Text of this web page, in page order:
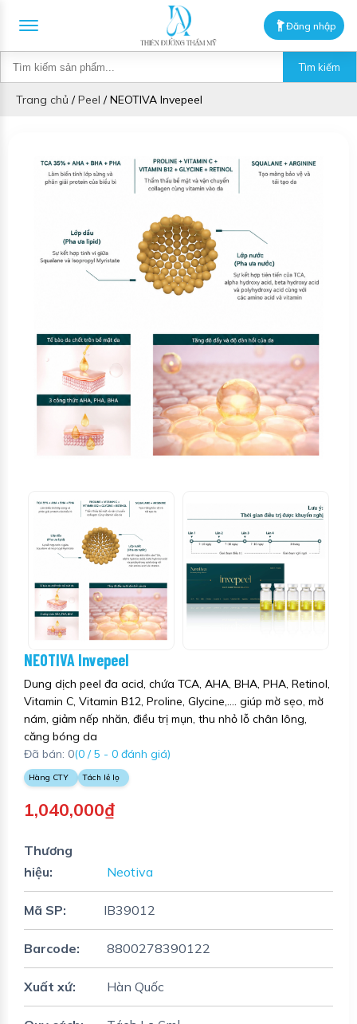
Đăng nhập
Tìm kiếm
Trang chủ /Peel /NEOTIVA Invepeel
NEOTIVA Invepeel
Dung dịch peel đa acid, chứa TCA, AHA, BHA, PHA, Retinol,
Vitamin C, Vitamin B12, Proline, Glycine,.... giúp mờ sẹo, mờ
nám, giảm nếp nhăn, điều trị mụn, thu nhỏ lỗ chân lông,
căng bóng da
Đã bán: 0(0 / 5 - 0 đánh giá)
Hàng CTY Tách lẻ lọ
1,040,000₫
Thương
hiệu:
Neotiva
Mã SP: IB39012
Barcode: 8800278390122
Xuất xứ: Hàn Quốc